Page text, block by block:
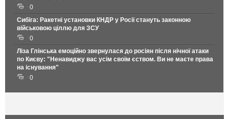
0
Сибіга: Ракетні установки КНДР у Росії стануть законною
військовою ціллю для ЗСУ
0
Ліза Глінська емоційно звернулася до росіян після нічної атаки
по Києву: "Ненавиджу вас усім своїм єством. Ви не маєте права
на існування"
0